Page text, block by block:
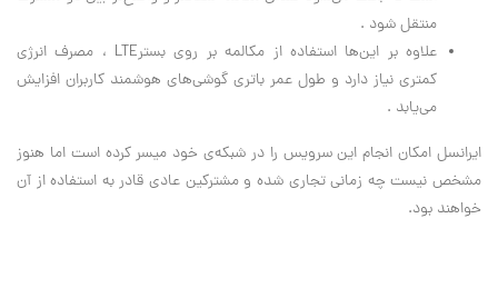
منتقل شود .
علاوه بر این‌ها استفاده از مکالمه بر روی بسترLTE ، مصرف انرژی
کمتری نیاز دارد و طول عمر باتری گوشی‌های هوشمند کاربران افزایش
می‌یابد .
ایرانسل امکان انجام این سرویس را در شبکه‌ی خود میسر کرده است اما هنوز
مشخص نیست چه زمانی تجاری شده و مشترکین عادی قادر به استفاده از آن
خواهند بود.